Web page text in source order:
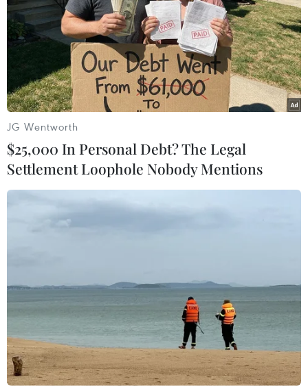
CPTPP: “Cánh cửa” mở rộng cho các mặt
hàng xuất khẩu vào Canada
25/03/2019 07:49
tìm kiếm cơ hội hợp tác với Hội thảo “Lợi thế Thương
mại Việt Nam – Canada,” ngày 25/3.
JG Wentworth
$25,000 In Personal Debt? The Legal
Settlement Loophole Nobody Mentions